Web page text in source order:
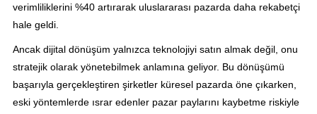
verimliliklerini %40 artırarak uluslararası pazarda daha rekabetçi
hale geldi.
Ancak dijital dönüşüm yalnızca teknolojiyi satın almak değil, onu
stratejik olarak yönetebilmek anlamına geliyor. Bu dönüşümü
başarıyla gerçekleştiren şirketler küresel pazarda öne çıkarken,
eski yöntemlerde ısrar edenler pazar paylarını kaybetme riskiyle